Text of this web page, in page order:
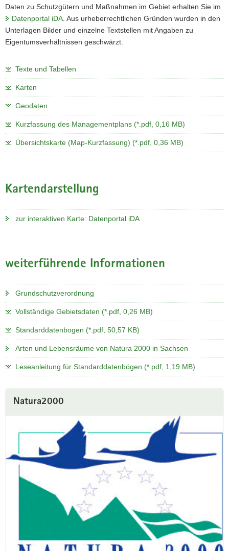
Daten zu Schutzgütern und Maßnahmen im Gebiet erhalten Sie im
Datenportal iDA. Aus urheberrechtlichen Gründen wurden in den
Unterlagen Bilder und einzelne Textstellen mit Angaben zu
Eigentumsverhältnissen geschwärzt.
Texte und Tabellen
Karten
Geodaten
Kurzfassung des Managementplans (*.pdf, 0,16 MB)
Übersichtskarte (Map-Kurzfassung) (*.pdf, 0,36 MB)
Kartendarstellung
zur interaktiven Karte: Datenportal iDA
weiterführende Informationen
Grundschutzverordnung
Vollständige Gebietsdaten (*.pdf, 0,26 MB)
Standarddatenbogen (*.pdf, 50,57 KB)
Arten und Lebensräume von Natura 2000 in Sachsen
Leseanleitung für Standarddatenbögen (*.pdf, 1,19 MB)
Natura2000